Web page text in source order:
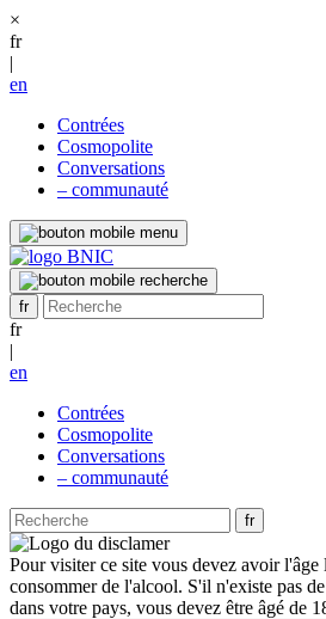
×
fr
|
en
Contrées
Cosmopolite
Conversations
– communauté
fr
|
en
Contrées
Cosmopolite
Conversations
– communauté
Pour visiter ce site vous devez avoir l'âge
consommer de l'alcool. S'il n'existe pas
dans votre pays, vous devez être âgé de